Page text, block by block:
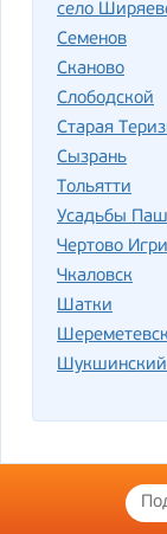
село
Семенов
Сканово
Слободской
Старая
Сызрань
Тольятти
Усадьбы
Чертово
Чкаловск
Шатки
Шукшинский